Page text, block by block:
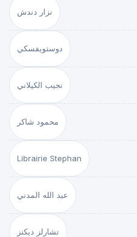
نزار دندش
دوستويفسكي
نجيب الكيلاني
محمود شاكر
Librairie Stephan
عبد الله المدني
تشارلز ديكنز